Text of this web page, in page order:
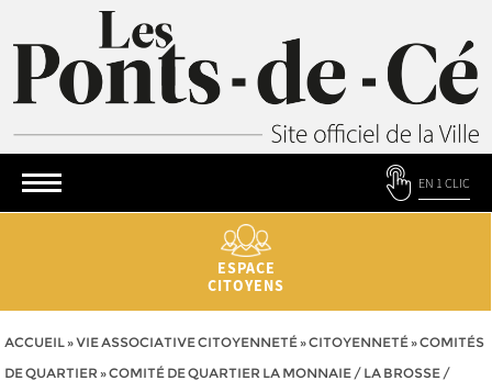
EN 1 CLIC
ESPACE
CITOYENS
ACCUEIL»VIE ASSOCIATIVE CITOYENNETÉ»CITOYENNETÉ»COMITÉS
DE QUARTIER »COMITÉ DE QUARTIER LA MONNAIE / LA BROSSE /